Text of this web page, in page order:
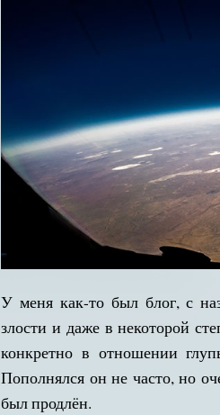
У меня как-то был блог, с
злости и даже в некоторой
конкретно в отношении
Пополнялся он не часто, но
был продлён.